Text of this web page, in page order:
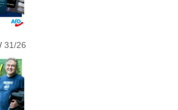
31/26